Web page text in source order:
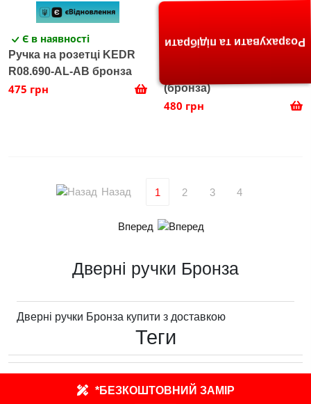
Є в наявності
Ручка на розетці KEDR
R08.690-AL-AB бронза
475 грн
Є в наявності
(бронза)
480 грн
Назад 1 2 3 4
Вперед
Дверні ручки Бронза
Дверні ручки Бронза купити з доставкою
Теги
*БЕЗКОШТОВНИЙ ЗАМІР
Розрахувати та підібрати